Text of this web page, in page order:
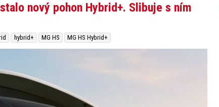
nový pohon Hybrid+. Slibuje s ním
hybrid+ MG HS MG HS Hybrid+